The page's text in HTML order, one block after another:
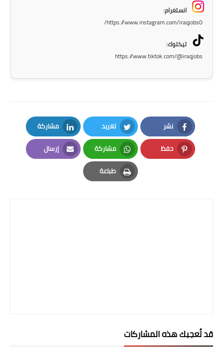
انستغرام:
https://www.instagram.com/iraqjobs0/
تيكتوك:
https://www.tiktok.com/@iraqjobs
نشر
Facebook
تغريد
Twitter
مشاركة
LinkedIn
حفظ
Pinterest
مشاركة
Whatsapp
إرسال
Email
طباعة
Print
قد تُعجبك هذه المشاركات